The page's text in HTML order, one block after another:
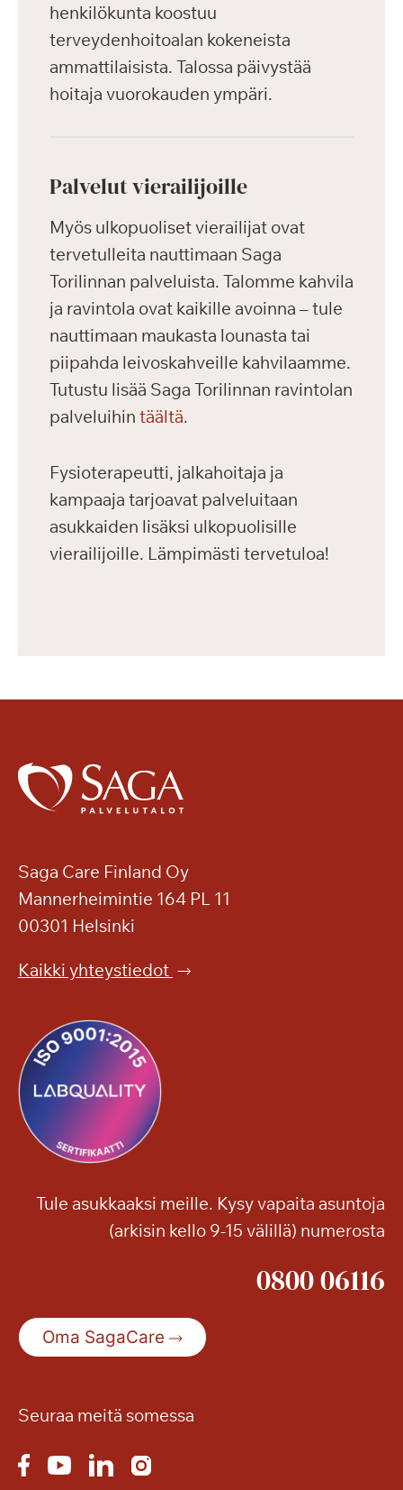
henkilökunta koostuu
terveydenhoitoalan kokeneista
ammattilaisista. Talossa päivystää
hoitaja vuorokauden ympäri.
Palvelut vierailijoille
Myös ulkopuoliset vierailijat ovat
tervetulleita nauttimaan Saga
Torilinnan palveluista. Talomme kahvila
ja ravintola ovat kaikille avoinna – tule
nauttimaan maukasta lounasta tai
piipahda leivoskahveille kahvilaamme.
Tutustu lisää Saga Torilinnan ravintolan
palveluihin täältä.
Fysioterapeutti, jalkahoitaja ja
kampaaja tarjoavat palveluitaan
asukkaiden lisäksi ulkopuolisille
vierailijoille. Lämpimästi tervetuloa!
Saga Care Finland Oy
Mannerheimintie 164 PL 11
00301 Helsinki
Kaikki yhteystiedot
Tule asukkaaksi meille. Kysy vapaita asuntoja
(arkisin kello 9-15 välillä) numerosta
0800 06116
Oma SagaCare
Seuraa meitä somessa